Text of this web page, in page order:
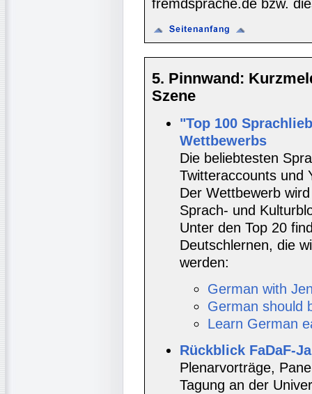
fremdsprache.de bzw.
5. Pinnwand:
Szene
"Top 100
Wettbewerbs
Die beliebtesten
Twitteraccounts und
Der Wettbewerb
Sprach- und
Unter den Top 20
Deutschlernen, die
werden:
German with
German should
Learn German
Rückblick FaDaF-
Plenarvorträge,
Tagung an der